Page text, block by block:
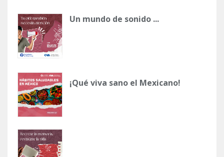
Un mundo de sonido ...
¡Qué viva sano el Mexicano!